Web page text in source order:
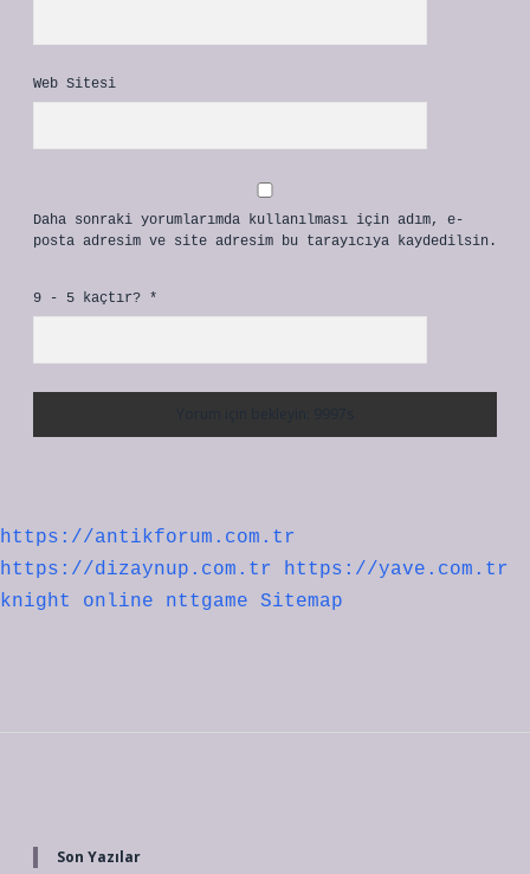
Web Sitesi
Daha sonraki yorumlarımda kullanılması için adım, e-
posta adresim ve site adresim bu tarayıcıya kaydedilsin.
9 - 5 kaçtır? *
https://antikforum.com.tr
https://dizaynup.com.tr
https://yave.com.tr
knight online
nttgame Sitemap
Son Yazılar